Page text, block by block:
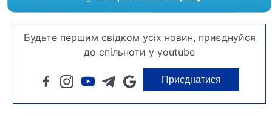
Будьте першим свідком усіх новин, приєднуйся
до спільноти у youtube
Приєднатися